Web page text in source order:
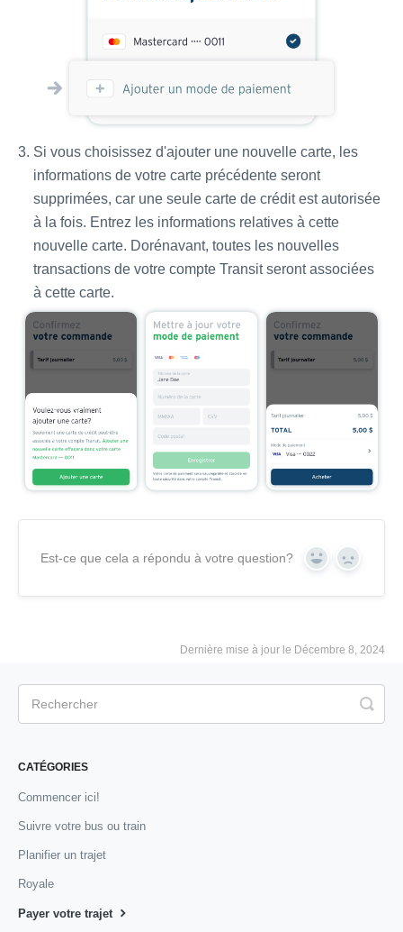
Si vous choisissez d'ajouter une nouvelle carte, les
informations de votre carte précédente seront
supprimées, car une seule carte de crédit est autorisée
à la fois. Entrez les informations relatives à cette
nouvelle carte. Dorénavant, toutes les nouvelles
transactions de votre compte Transit seront associées
à cette carte.
Est-ce que cela a répondu à votre question? Yes No
Dernière mise à jour le Décembre 8, 2024
CATÉGORIES
Commencer ici!
Suivre votre bus ou train
Planifier un trajet
Royale
Payer votre trajet